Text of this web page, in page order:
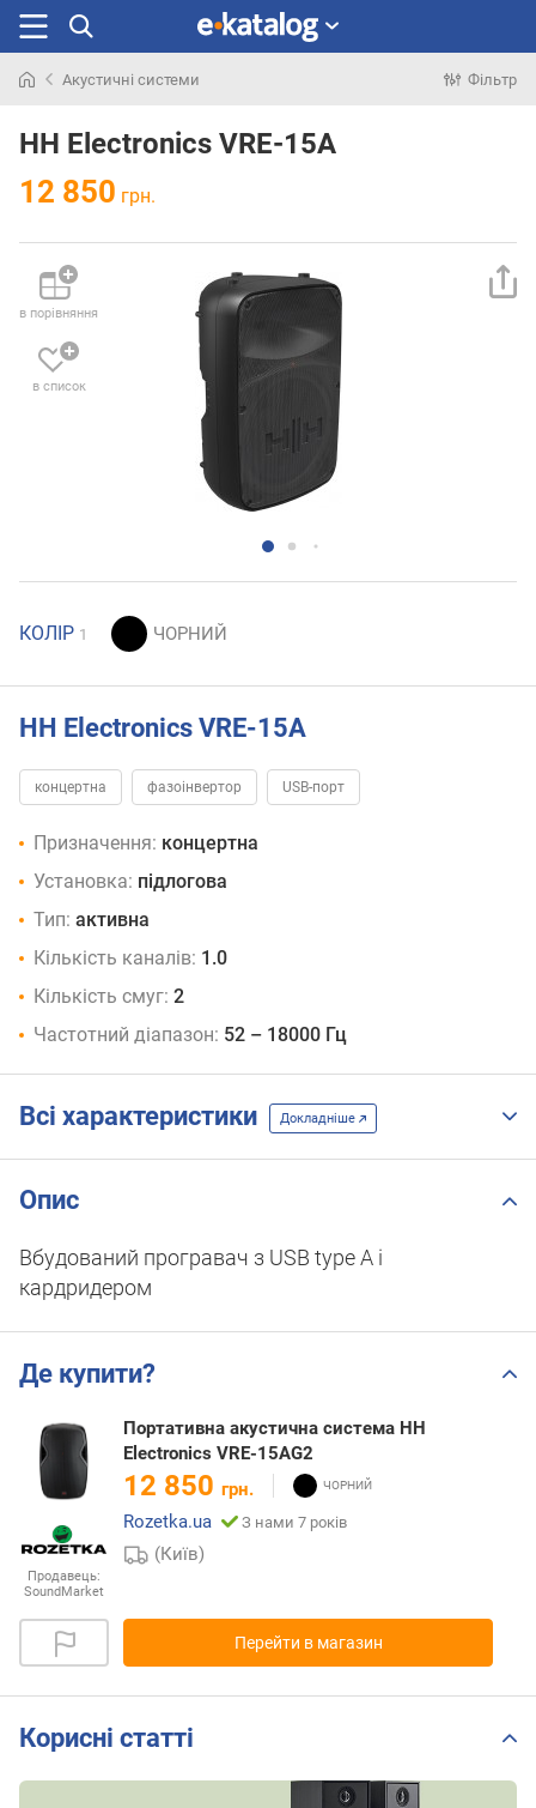
раніше
Акустичні системи Фільтр
HH Electronics VRE-15A
12 850 грн.
в порівняння
в список
КОЛІР 1
HH Electronics VRE-15A
концертна фазоінвертор USB-порт
Призначення: концертна
Установка: підлогова
Тип: активна
Кількість каналів: 1.0
Кількість смуг: 2
Частотний діапазон: 52 – 18000 Гц
Всі характеристики Докладніше
Опис
Вбудований програвач з USB type А і
кардридером
Де купити?
Продавець:
SoundMarket
Портативна акустична система HH
Electronics VRE-15AG2
12 850 грн.
Rozetka.ua
З нами 7 років
(Київ)
Перейти в магазин
Корисні статті